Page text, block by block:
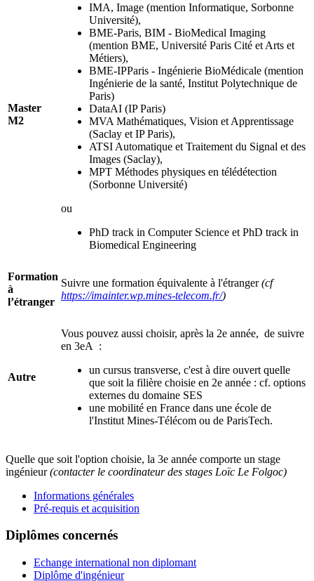
Master
M2
IMA, Image (mention Informatique, Sorbonne
Université),
BME-Paris, BIM - BioMedical Imaging
(mention BME, Université Paris Cité et Arts et
Métiers),
BME-IPParis - Ingénierie BioMédicale (mention
Ingénierie de la santé, Institut Polytechnique de
Paris)
DataAI (IP Paris)
MVA Mathématiques, Vision et Apprentissage
(Saclay et IP Paris),
ATSI Automatique et Traitement du Signal et des
Images (Saclay),
MPT Méthodes physiques en télédétection
(Sorbonne Université)
ou
PhD track in Computer Science et PhD track in
Biomedical Engineering
Formation
à
l’étranger
Suivre une formation équivalente à l'étranger(cf
https://imainter.wp.mines-telecom.fr/)
Autre
Vous pouvez aussi choisir, après la 2e année, de suivre
en 3eA :
un cursus transverse, c'est à dire ouvert quelle
que soit la filière choisie en 2e année : cf. options
externes du domaine SES
une mobilité en France dans une école de
l'Institut Mines-Télécom ou de ParisTech.
Quelle que soit l'option choisie, la 3e année comporte un stage
ingénieur(contacter le coordinateur des stages Loïc Le Folgoc)
Informations générales
Pré-requis et acquisition
Diplômes concernés
Echange international non diplomant
Diplôme d'ingénieur